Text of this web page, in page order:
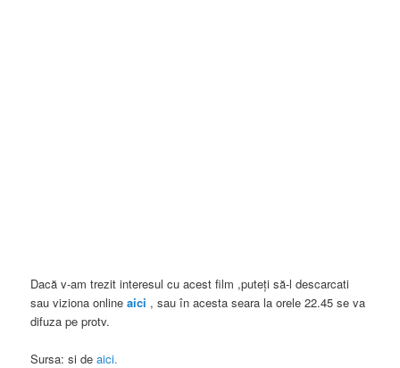
Dacă v-am trezit interesul cu acest film ,puteți să-l descarcati
sau viziona online aici , sau în acesta seara la orele 22.45 se va
difuza pe protv.
Sursa: si deaici.